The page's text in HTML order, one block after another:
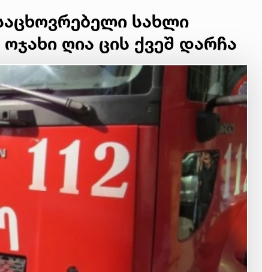
სახლი
ღია ცის ქვეშ დარჩა